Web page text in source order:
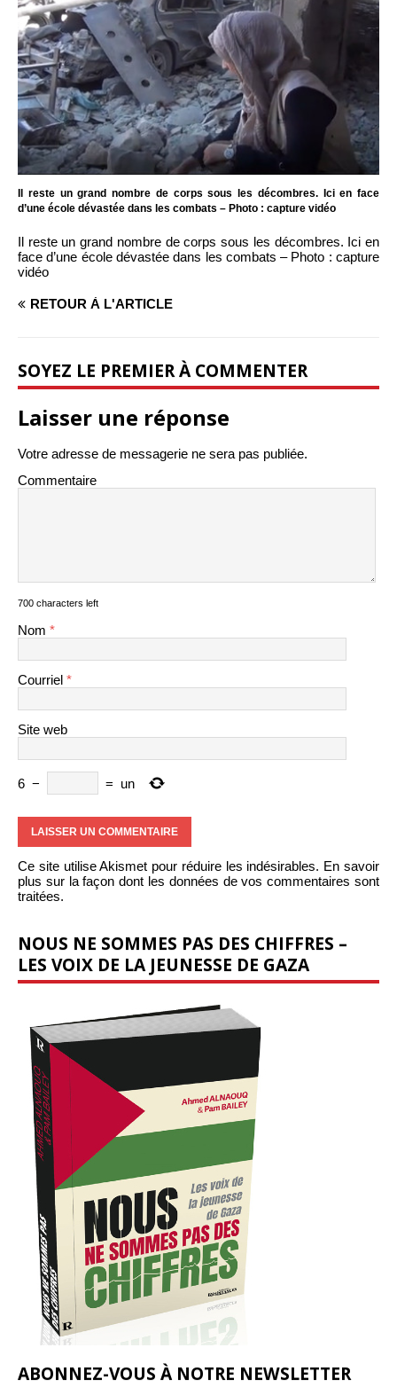
Il reste un grand nombre de corps sous les décombres. Ici en face
d’une école dévastée dans les combats – Photo : capture vidéo
Il reste un grand nombre de corps sous les décombres. Ici en
face d’une école dévastée dans les combats – Photo : capture
vidéo
RETOUR À L'ARTICLE
SOYEZ LE PREMIER À COMMENTER
Laisser une réponse
Votre adresse de messagerie ne sera pas publiée.
Commentaire
700 characters left
Nom *
Courriel *
Site web
6 − = un
Ce site utilise Akismet pour réduire les indésirables. En savoir
plus sur la façon dont les données de vos commentaires sont
traitées.
NOUS NE SOMMES PAS DES CHIFFRES –
LES VOIX DE LA JEUNESSE DE GAZA
ABONNEZ-VOUS À NOTRE NEWSLETTER